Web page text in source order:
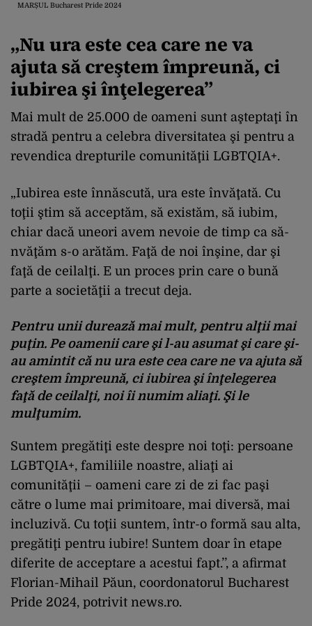
MARȘUL Bucharest Pride 2024
„Nu ura este cea care ne va
ajuta să creştem împreună, ci
iubirea şi înţelegerea”
Mai mult de 25.000 de oameni sunt aşteptaţi în
stradă pentru a celebra diversitatea şi pentru a
revendica drepturile comunităţii LGBTQIA+.
„Iubirea este înnăscută, ura este învăţată. Cu
toţii ştim să acceptăm, să existăm, să iubim,
chiar dacă uneori avem nevoie de timp ca să-
nvăţăm s-o arătăm. Faţă de noi înşine, dar şi
faţă de ceilalţi. E un proces prin care o bună
parte a societăţii a trecut deja.
Pentru unii durează mai mult, pentru alţii mai
puţin. Pe oamenii care şi l-au asumat şi care şi-
au amintit că nu ura este cea care ne va ajuta să
creştem împreună, ci iubirea şi înţelegerea
faţă de ceilalţi, noi îi numim aliaţi. Şi le
mulţumim.
Suntem pregătiţi este despre noi toţi: persoane
LGBTQIA+, familiile noastre, aliaţi ai
comunităţii – oameni care zi de zi fac paşi
către o lume mai primitoare, mai diversă, mai
incluzivă. Cu toţii suntem, într-o formă sau alta,
pregătiţi pentru iubire! Suntem doar în etape
diferite de acceptare a acestui fapt.’’, a afirmat
Florian-Mihail Păun, coordonatorul Bucharest
Pride 2024, potrivit news.ro.